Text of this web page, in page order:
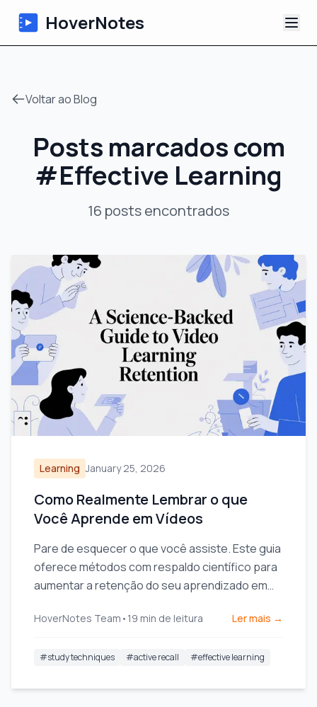
HoverNotes
Notas de Vídeo com IA
Tutoriais
Voltar ao Blog
Posts marcados com
#Effective Learning
16 postsencontrados
Learning January 25, 2026
Como Realmente Lembrar o que
Você Aprende em Vídeos
Pare de esquecer o que você assiste. Este guia
oferece métodos com respaldo científico para
aumentar a retenção do seu aprendizado em
mais inteligentes.
HoverNotes Team • 19 min de leitura Ler mais →
#study techniques #active recall #effective learning